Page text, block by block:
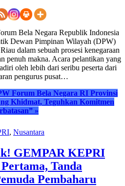
Bela Negara Republik Indonesia
Dewan Pimpinan Wilayah (DPW)
dalam sebuah prosesi kenegaraan
penuh makna. Acara pelantikan yang
oleh lebih dari seribu peserta dari
pengurus pusat…
Forum Bela Negara RI Provinsi
Khidmat, Teguhkan Komitmen
»
, Nusantara
GEMPAR KEPRI
Tanda
Pembaharu